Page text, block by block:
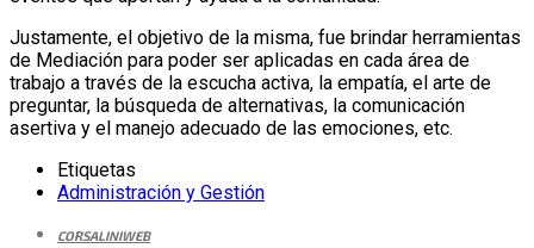
Justamente, el objetivo de la misma, fue brindar herramientas
de Mediación para poder ser aplicadas en cada área de
trabajo a través de la escucha activa, la empatía, el arte de
preguntar, la búsqueda de alternativas, la comunicación
asertiva y el manejo adecuado de las emociones, etc.
Etiquetas
Administración y Gestión
CORSALINIWEB